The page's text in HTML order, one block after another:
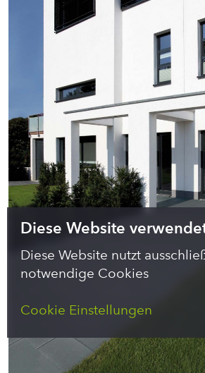
Diese Website
Diese Website nutzt
notwendige Cookies
Cookie Einstellungen